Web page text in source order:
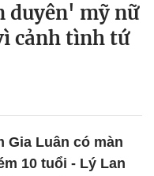
duyên' mỹ nữ
cảnh tình tứ
Gia Luân có màn
10 tuổi - Lý Lan